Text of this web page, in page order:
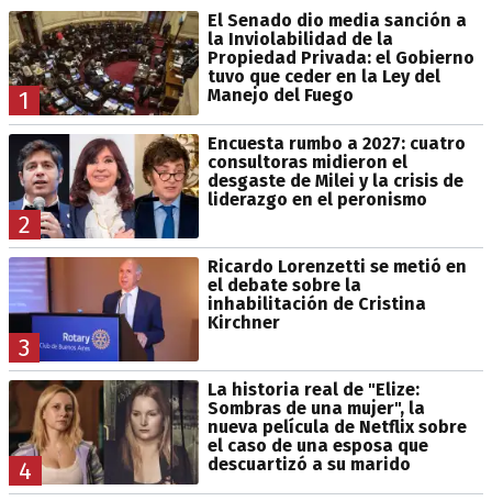
1
El Senado dio media sanción a
la Inviolabilidad de la
Propiedad Privada: el Gobierno
tuvo que ceder en la Ley del
Manejo del Fuego
2
Encuesta rumbo a 2027: cuatro
consultoras midieron el
desgaste de Milei y la crisis de
liderazgo en el peronismo
3
Ricardo Lorenzetti se metió en
el debate sobre la
inhabilitación de Cristina
Kirchner
4
La historia real de "Elize:
Sombras de una mujer", la
nueva película de Netflix sobre
el caso de una esposa que
descuartizó a su marido